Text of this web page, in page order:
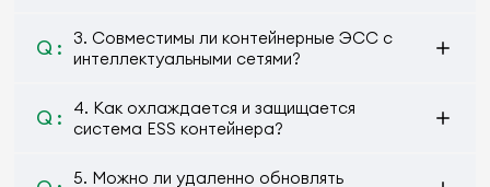
Q :
3. Совместимы ли контейнерные ЭСС с
интеллектуальными сетями?
Q :
4. Как охлаждается и защищается
система ESS контейнера?
5. Можно ли удаленно обновлять